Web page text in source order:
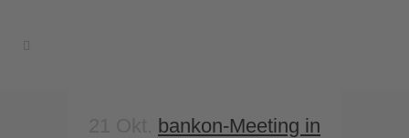
bankon-Meeting in